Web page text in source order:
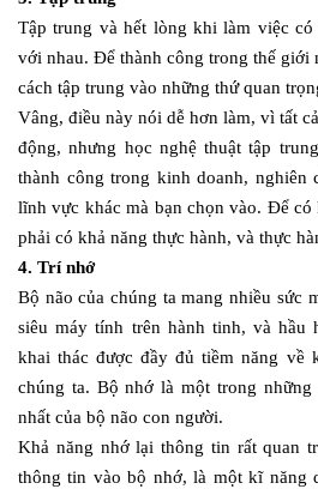
Tập trung và hết lòng khi làm việc
với nhau. Để thành công trong thế giới
cách tập trung vào những thứ quan
Vâng, điều này nói dễ hơn làm, vì tất
động, nhưng học nghệ thuật tập
thành công trong kinh doanh, nghiên
lĩnh vực khác mà bạn chọn vào. Để có
phải có khả năng thực hành, và thực
4. Trí nhớ
Bộ não của chúng ta mang nhiều sức
siêu máy tính trên hành tinh, và hầu
khai thác được đầy đủ tiềm năng về
chúng ta. Bộ nhớ là một trong những
nhất của bộ não con người.
Khả năng nhớ lại thông tin rất quan
thông tin vào bộ nhớ, là một kĩ năng